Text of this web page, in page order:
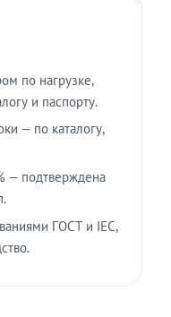
по нагрузке,
и паспорту.
— по каталогу,
— подтверждена
ГОСТ и IEC,